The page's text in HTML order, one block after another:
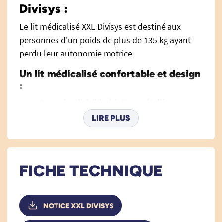
Divisys :
Le lit médicalisé XXL Divisys est destiné aux
personnes d'un poids de plus de 135 kg ayant
perdu leur autonomie motrice.
Un lit médicalisé confortable et design
:
Hauteur électrique réglable de 35 à 81 cm.
Relève jambes électrique à plicature.
Relève buste électrique.
verrouillable.
2 supports de potence d'angle et/ou porte-
sérum.
LIRE PLUS
FICHE TECHNIQUE
NOTICE XXL DIVISYS